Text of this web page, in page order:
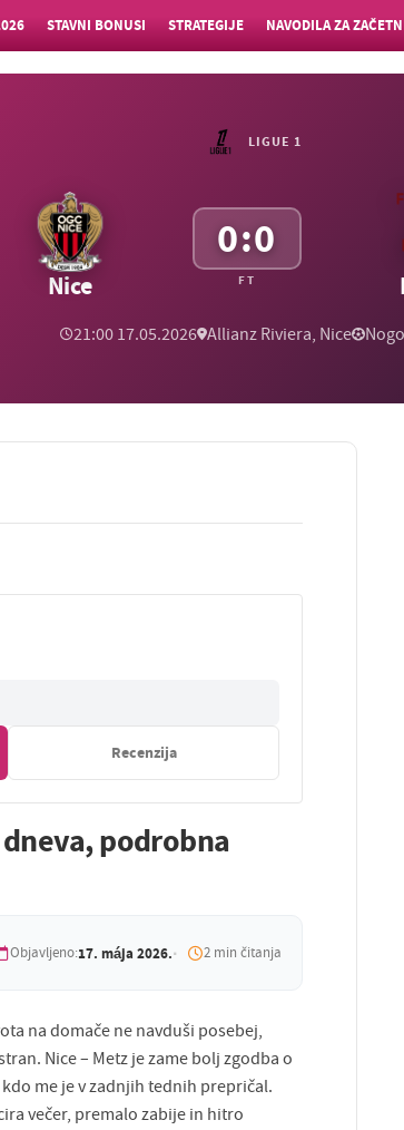
STAVNI BONUSI STRATEGIJE NAVODILA ZA
LIGUE 1
Nice
0:0
FT
21:00 17.05.2026 Allianz Riviera, Nice
Recenzija
podrobna
Objavljeno:17. mája 2026. 2 min čitanja
na domače ne navduši posebej,
Nice – Metz je zame bolj zgodba o
me je v zadnjih tednih prepričal.
večer, premalo zabije in hitro